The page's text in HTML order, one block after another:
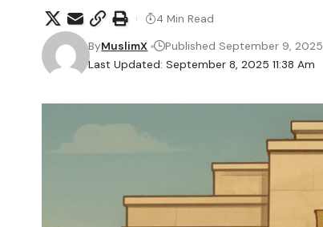
Last Updated: September 8, 2025 11:38 Am
ByMuslimX Published September 9, 2025
4 Min Read